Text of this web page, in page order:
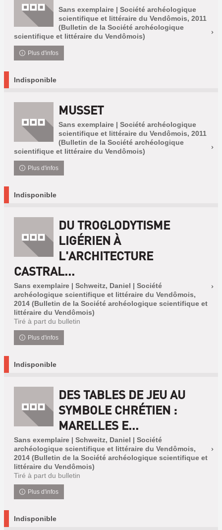
Sans exemplaire | Société archéologique
scientifique et littéraire du Vendômois, 2011
(Bulletin de la Société archéologique
scientifique et littéraire du Vendômois)
Plus d'infos
Indisponible
MUSSET
Sans exemplaire | Société archéologique
scientifique et littéraire du Vendômois, 2011
(Bulletin de la Société archéologique
scientifique et littéraire du Vendômois)
Plus d'infos
Indisponible
DU TROGLODYTISME
LIGÉRIEN À
L'ARCHITECTURE
CASTRAL...
Sans exemplaire | Schweitz, Daniel | Société
archéologique scientifique et littéraire du Vendômois,
2014 (Bulletin de la Société archéologique scientifique et
littéraire du Vendômois)
Tiré à part du bulletin
Plus d'infos
Indisponible
DES TABLES DE JEU AU
SYMBOLE CHRÉTIEN :
MARELLES E...
Sans exemplaire | Schweitz, Daniel | Société
archéologique scientifique et littéraire du Vendômois,
2014 (Bulletin de la Société archéologique scientifique et
littéraire du Vendômois)
Tiré à part du bulletin
Plus d'infos
Indisponible